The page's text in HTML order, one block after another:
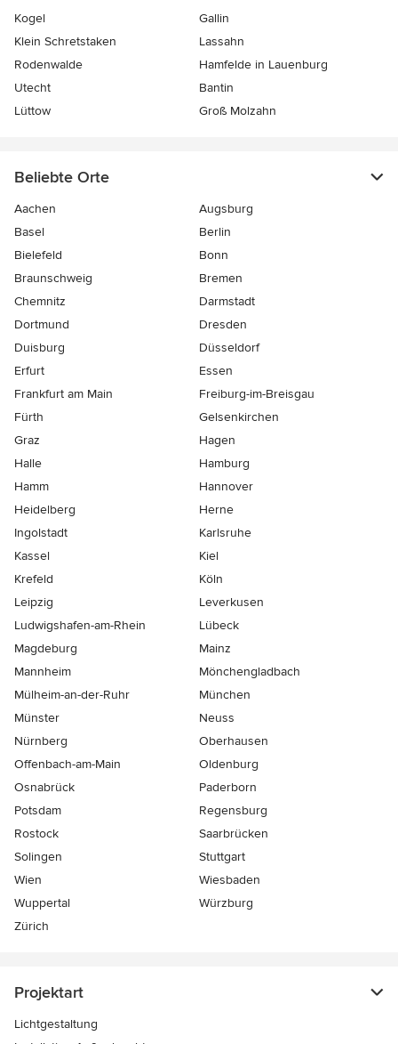
Kogel
Gallin
Klein Schretstaken
Lassahn
Rodenwalde
Hamfelde in Lauenburg
Utecht
Bantin
Lüttow
Groß Molzahn
Beliebte Orte
Aachen
Augsburg
Basel
Berlin
Bielefeld
Bonn
Braunschweig
Bremen
Chemnitz
Darmstadt
Dortmund
Dresden
Duisburg
Düsseldorf
Erfurt
Essen
Frankfurt am Main
Freiburg-im-Breisgau
Fürth
Gelsenkirchen
Graz
Hagen
Halle
Hamburg
Hamm
Hannover
Heidelberg
Herne
Ingolstadt
Karlsruhe
Kassel
Kiel
Krefeld
Köln
Leipzig
Leverkusen
Ludwigshafen-am-Rhein
Lübeck
Magdeburg
Mainz
Mannheim
Mönchen­gladbach
Mülheim-an-der-Ruhr
München
Münster
Neuss
Nürnberg
Oberhausen
Offenbach-am-Main
Oldenburg
Osnabrück
Paderborn
Potsdam
Regensburg
Rostock
Saarbrücken
Solingen
Stuttgart
Wien
Wiesbaden
Wuppertal
Würzburg
Zürich
Projektart
Lichtgestaltung